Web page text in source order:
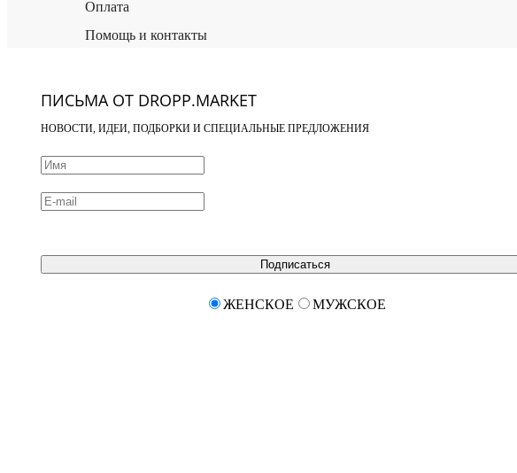
Оплата
Помощь и контакты
ПИСЬМА ОТ DROPP.MARKET
НОВОСТИ, ИДЕИ, ПОДБОРКИ И СПЕЦИАЛЬНЫЕ ПРЕДЛОЖЕНИЯ
Подписаться
ЖЕНСКОЕ МУЖСКОЕ